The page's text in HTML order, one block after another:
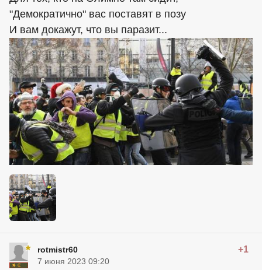
"Демократично" вас поставят в позу
И вам докажут, что вы паразит...
rotmistr60 +1
7 июня 2023 09:20